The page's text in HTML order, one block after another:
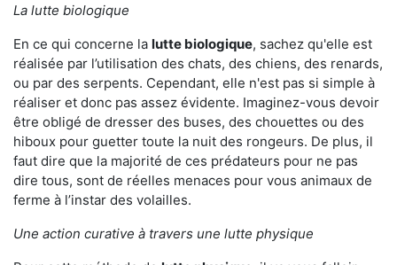
La lutte biologique
En ce qui concerne la lutte biologique, sachez qu'elle est
réalisée par l’utilisation des chats, des chiens, des renards,
ou par des serpents. Cependant, elle n'est pas si simple à
réaliser et donc pas assez évidente. Imaginez-vous devoir
être obligé de dresser des buses, des chouettes ou des
hiboux pour guetter toute la nuit des rongeurs. De plus, il
faut dire que la majorité de ces prédateurs pour ne pas
dire tous, sont de réelles menaces pour vous animaux de
ferme à l’instar des volailles.
Une action curative à travers une lutte physique